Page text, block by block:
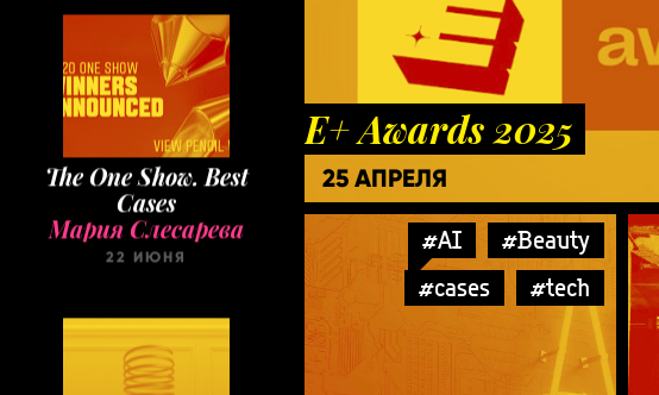
The One Show. Best
Cases
Мария Слесарева
22 ИЮНЯ
E+ Awards 2025
25 АПРЕЛЯ
#AI
#Beauty
#cases
#tech